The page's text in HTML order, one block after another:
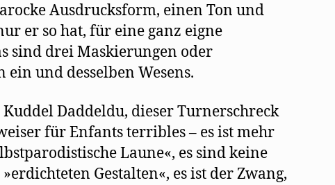
Ausdrucksform, einen Ton und
er so hat, für eine ganz eigne
sind drei Maskierungen oder
ein und desselben Wesens.
Kuddel Daddeldu, dieser Turnerschreck
für Enfants terribles – es ist mehr
Laune«, es sind keine
Gestalten«, es ist der Zwang,